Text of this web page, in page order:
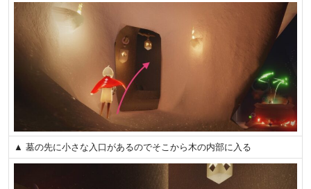
▲ 墓の先に小さな入口があるのでそこから木の内部に入る